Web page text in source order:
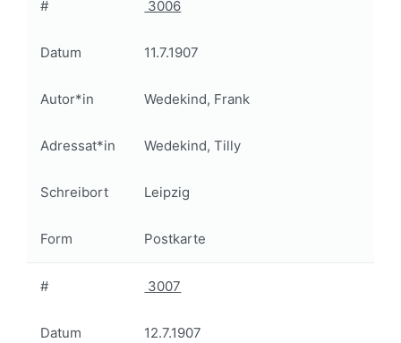
# 3006
Datum 11.7.1907
Autor*in Wedekind, Frank
Adressat*in Wedekind, Tilly
Schreibort Leipzig
Form Postkarte
# 3007
Datum 12.7.1907